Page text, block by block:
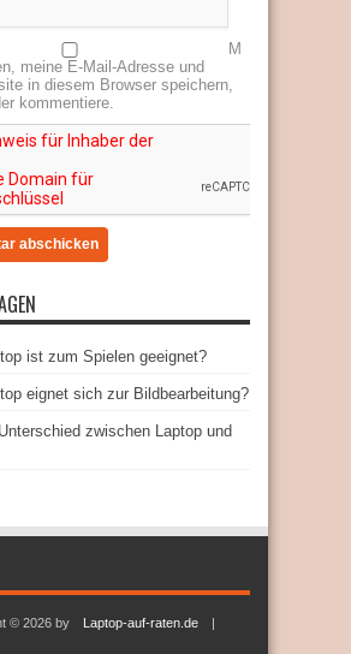
M
meine E-Mail-Adresse und
in diesem Browser speichern,
kommentiere.
ist zum Spielen geeignet?
eignet sich zur Bildbearbeitung?
zwischen Laptop und
© 2026 by Laptop-auf-raten.de |